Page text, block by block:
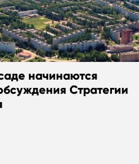
начинаются
Стратегии